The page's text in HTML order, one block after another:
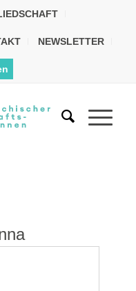
NEWSLETTER